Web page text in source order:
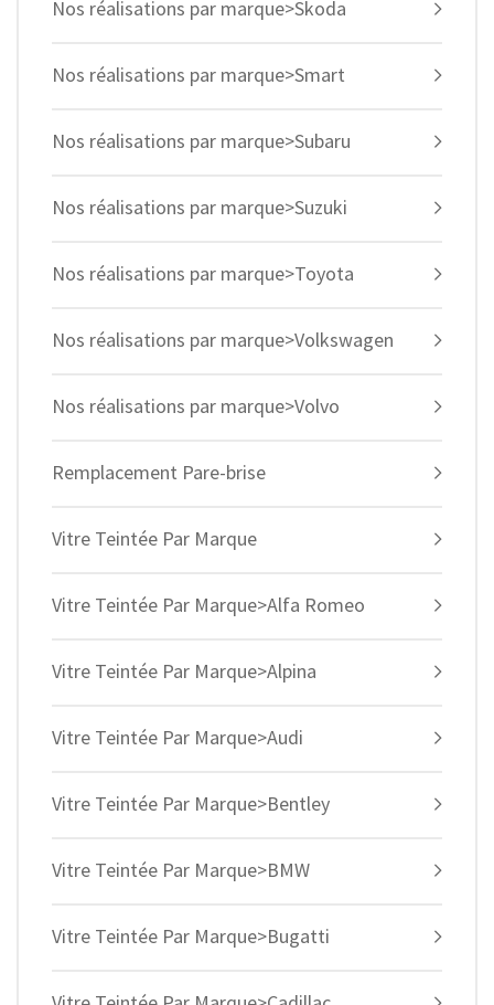
Nos réalisations par marque>Skoda
Nos réalisations par marque>Smart
Nos réalisations par marque>Subaru
Nos réalisations par marque>Suzuki
Nos réalisations par marque>Toyota
Nos réalisations par marque>Volkswagen
Nos réalisations par marque>Volvo
Remplacement Pare-brise
Vitre Teintée Par Marque
Vitre Teintée Par Marque>Alfa Romeo
Vitre Teintée Par Marque>Alpina
Vitre Teintée Par Marque>Audi
Vitre Teintée Par Marque>Bentley
Vitre Teintée Par Marque>BMW
Vitre Teintée Par Marque>Bugatti